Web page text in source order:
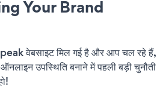
Your Brand
वेबसाइट मिल गई है और आप चल रहे हैं,
उपस्थिति बनाने में पहली बड़ी चुनौती